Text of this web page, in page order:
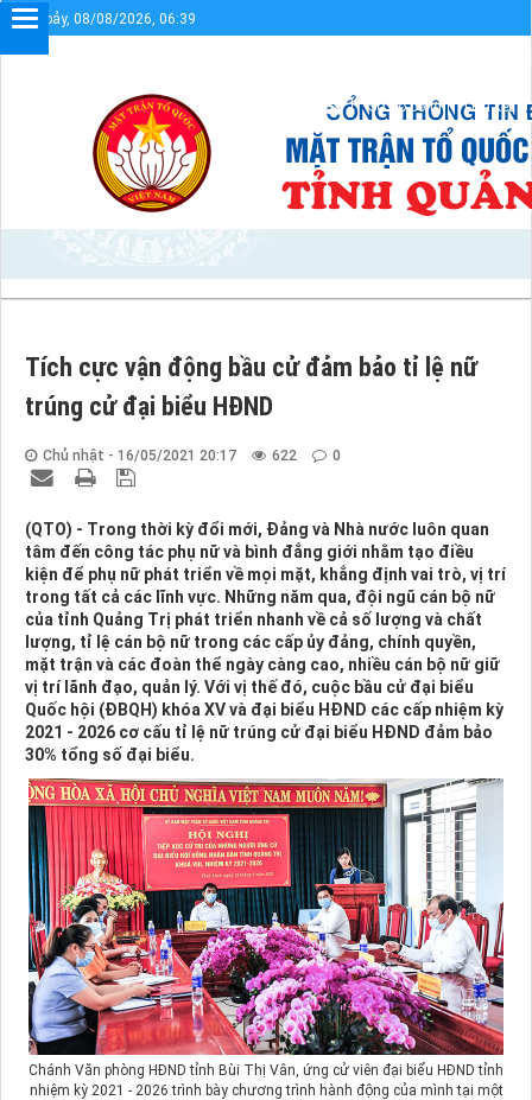
Thứ bảy, 08/08/2026, 06:39
Sơ đồ cổng Liên kết
Tích cực vận động bầu cử đảm bảo tỉ lệ nữ
trúng cử đại biểu HĐND
Chủ nhật - 16/05/2021 20:17 622 0
(QTO) - Trong thời kỳ đổi mới, Đảng và Nhà nước luôn quan
tâm đến công tác phụ nữ và bình đẳng giới nhằm tạo điều
kiện để phụ nữ phát triển về mọi mặt, khẳng định vai trò, vị trí
trong tất cả các lĩnh vực. Những năm qua, đội ngũ cán bộ nữ
của tỉnh Quảng Trị phát triển nhanh về cả số lượng và chất
lượng, tỉ lệ cán bộ nữ trong các cấp ủy đảng, chính quyền,
mặt trận và các đoàn thể ngày càng cao, nhiều cán bộ nữ giữ
vị trí lãnh đạo, quản lý. Với vị thế đó, cuộc bầu cử đại biểu
Quốc hội (ĐBQH) khóa XV và đại biểu HĐND các cấp nhiệm kỳ
2021 - 2026 cơ cấu tỉ lệ nữ trúng cử đại biểu HĐND đảm bảo
30% tổng số đại biểu.
Chánh Văn phòng HĐND tỉnh Bùi Thị Vân, ứng cử viên đại biểu HĐND tỉnh
nhiệm kỳ 2021 - 2026 trình bày chương trình hành động của mình tại một